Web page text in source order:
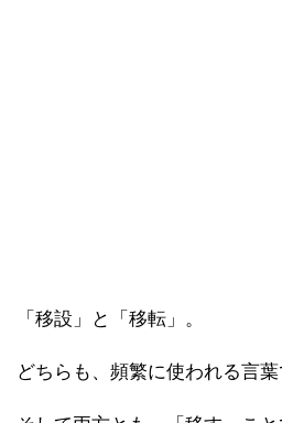
「移設」と「移転」。
どちらも、頻繁に使われる言葉